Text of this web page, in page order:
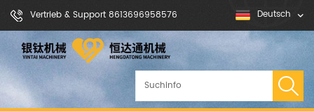
Vertrieb & Support 8613696958576 Deutsch